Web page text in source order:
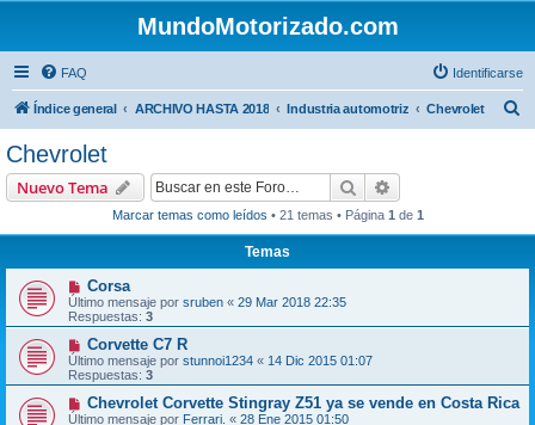
MundoMotorizado.com
FAQ Identificarse
Índice general ARCHIVO HASTA 2018 Industria automotriz Chevrolet
Chevrolet
Nuevo Tema Buscar
Marcar temas como leídos • 21 temas • Página 1 de 1
Temas
Corsa
Último mensaje por sruben « 29 Mar 2018 22:35
Respuestas: 3
Corvette C7 R
Último mensaje por stunnoi1234 « 14 Dic 2015 01:07
Respuestas: 3
Chevrolet Corvette Stingray Z51 ya se vende en Costa Rica
Último mensaje por Ferrari. « 28 Ene 2015 01:50